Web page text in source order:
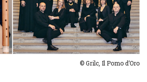
© Grilc, Il Pomo d’Oro